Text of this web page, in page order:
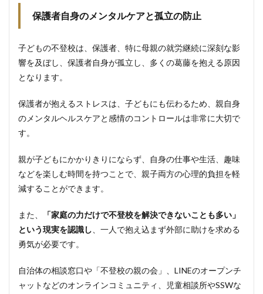
保護者自身のメンタルケアと孤立の防止
子どもの不登校は、保護者、特に母親の就労継続に深刻な影
響を及ぼし、保護者自身が孤立し、多くの葛藤を抱える原因
となります。
保護者が抱えるストレスは、子どもにも伝わるため、親自身
のメンタルヘルスケアと感情のコントロールは非常に大切で
す。
親が子どもにかかりきりにならず、自身の仕事や生活、趣味
などを楽しむ時間を持つことで、親子両方の心理的負担を軽
減することができます。
また、
「家庭の力だけで不登校を解決できないことも多い」
という現実を認識し 、一人で抱え込まず外部に助けを求める
勇気が必要です。
自治体の相談窓口や「不登校の親の会」、LINEのオープンチ
ャットなどのオンラインコミュニティ、児童相談所やSSWな